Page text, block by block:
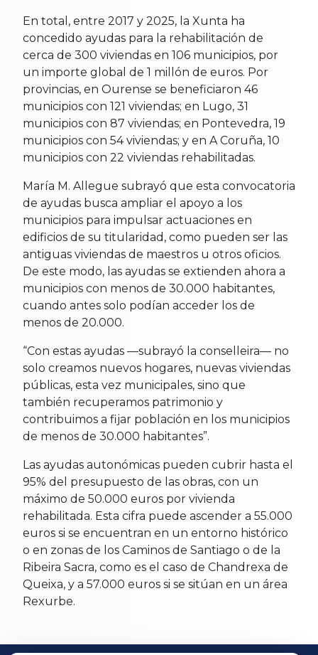
En total, entre 2017 y 2025, la Xunta ha
concedido ayudas para la rehabilitación de
cerca de 300 viviendas en 106 municipios, por
un importe global de 1 millón de euros. Por
provincias, en Ourense se beneficiaron 46
municipios con 121 viviendas; en Lugo, 31
municipios con 87 viviendas; en Pontevedra, 19
municipios con 54 viviendas; y en A Coruña, 10
municipios con 22 viviendas rehabilitadas.
María M. Allegue subrayó que esta convocatoria
de ayudas busca ampliar el apoyo a los
municipios para impulsar actuaciones en
edificios de su titularidad, como pueden ser las
antiguas viviendas de maestros u otros oficios.
De este modo, las ayudas se extienden ahora a
municipios con menos de 30.000 habitantes,
cuando antes solo podían acceder los de
menos de 20.000.
“Con estas ayudas —subrayó la conselleira— no
solo creamos nuevos hogares, nuevas viviendas
públicas, esta vez municipales, sino que
también recuperamos patrimonio y
contribuimos a fijar población en los municipios
de menos de 30.000 habitantes”.
Las ayudas autonómicas pueden cubrir hasta el
95% del presupuesto de las obras, con un
máximo de 50.000 euros por vivienda
rehabilitada. Esta cifra puede ascender a 55.000
euros si se encuentran en un entorno histórico
o en zonas de los Caminos de Santiago o de la
Ribeira Sacra, como es el caso de Chandrexa de
Queixa, y a 57.000 euros si se sitúan en un área
Rexurbe.